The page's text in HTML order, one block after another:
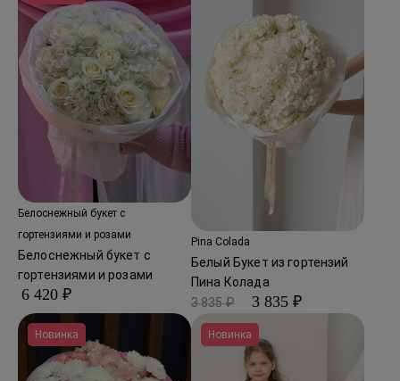
Белоснежный букет с
гортензиями и розами
Белоснежный букет с
гортензиями и розами
6 420 ₽
Pina Colada
Белый Букет из гортензий
Пина Колада
3 835 ₽
3 835 ₽
Новинка Новинка